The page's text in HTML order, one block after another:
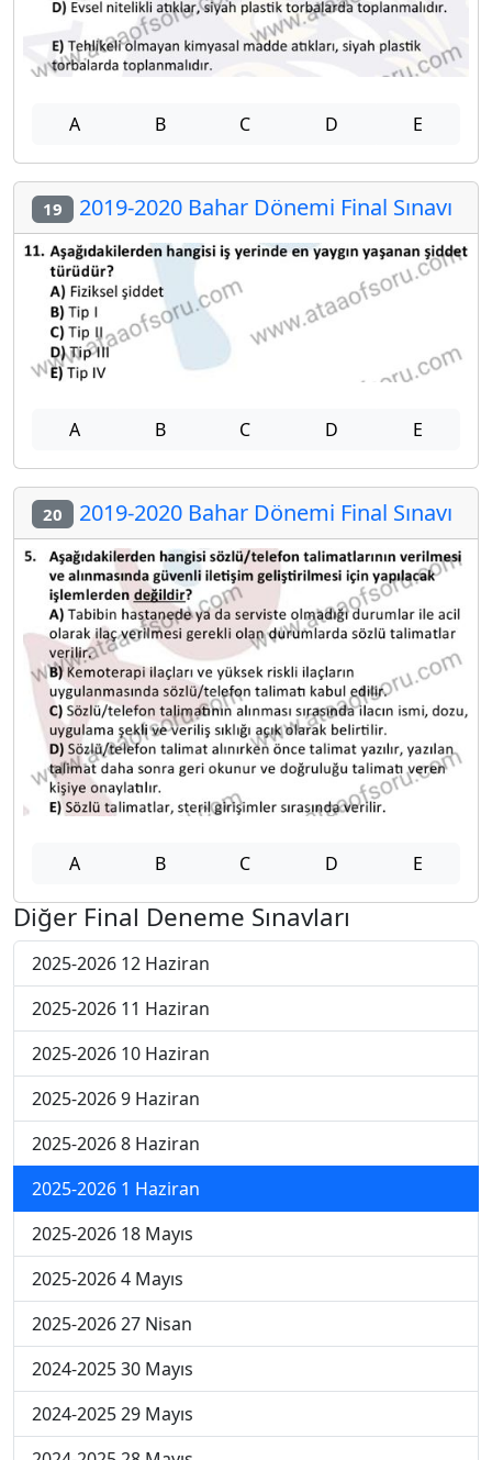
A B C D E
19 2019-2020 Bahar Dönemi Final Sınavı
A B C D E
20 2019-2020 Bahar Dönemi Final Sınavı
A B C D E
Diğer Final Deneme Sınavları
2025-2026 12 Haziran
2025-2026 11 Haziran
2025-2026 10 Haziran
2025-2026 9 Haziran
2025-2026 8 Haziran
2025-2026 1 Haziran
2025-2026 18 Mayıs
2025-2026 4 Mayıs
2025-2026 27 Nisan
2024-2025 30 Mayıs
2024-2025 29 Mayıs